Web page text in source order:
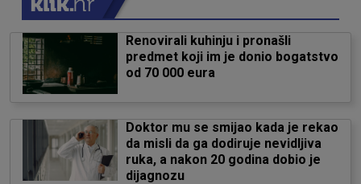
Renovirali kuhinju i pronašli
predmet koji im je donio bogatstvo
od 70 000 eura
Doktor mu se smijao kada je rekao
da misli da ga dodiruje nevidljiva
ruka, a nakon 20 godina dobio je
dijagnozu